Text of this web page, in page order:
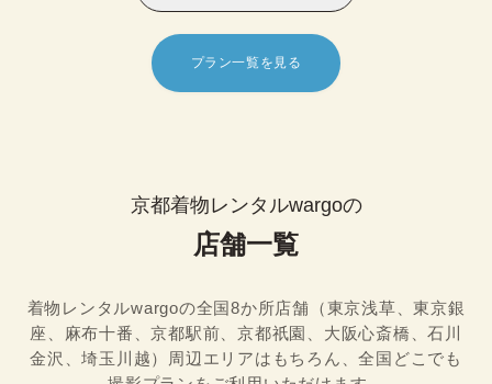
※受付時に学生証のご提示が必要となります。
※レトロモダン訪問着は帯オプションが別料金で発
生いたします。
対象者：中学生・高校生・大学生・専門学校生
プラン一覧を見る
京都着物レンタルwargoの
店舗一覧
着物レンタルwargoの全国8か所店舗（東京浅草、東京銀
座、麻布十番、京都駅前、京都祇園、大阪心斎橋、石川
金沢、埼玉川越）周辺エリアはもちろん、全国どこでも